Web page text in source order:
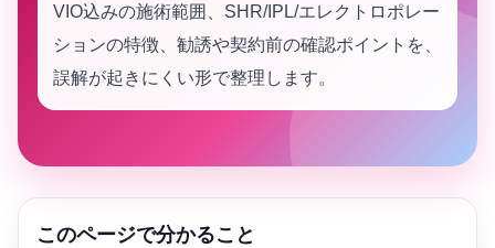
VIO込みの施術範囲、SHR/IPL/エレクトロポレー
ションの特徴、勧誘や契約前の確認ポイントを、
誤解が起きにくい形で整理します。
このページで分かること